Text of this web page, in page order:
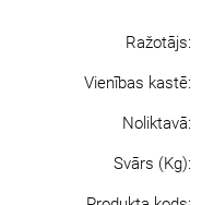
Ražotājs:
Vienības kastē:
Noliktavā:
Svārs (Kg):